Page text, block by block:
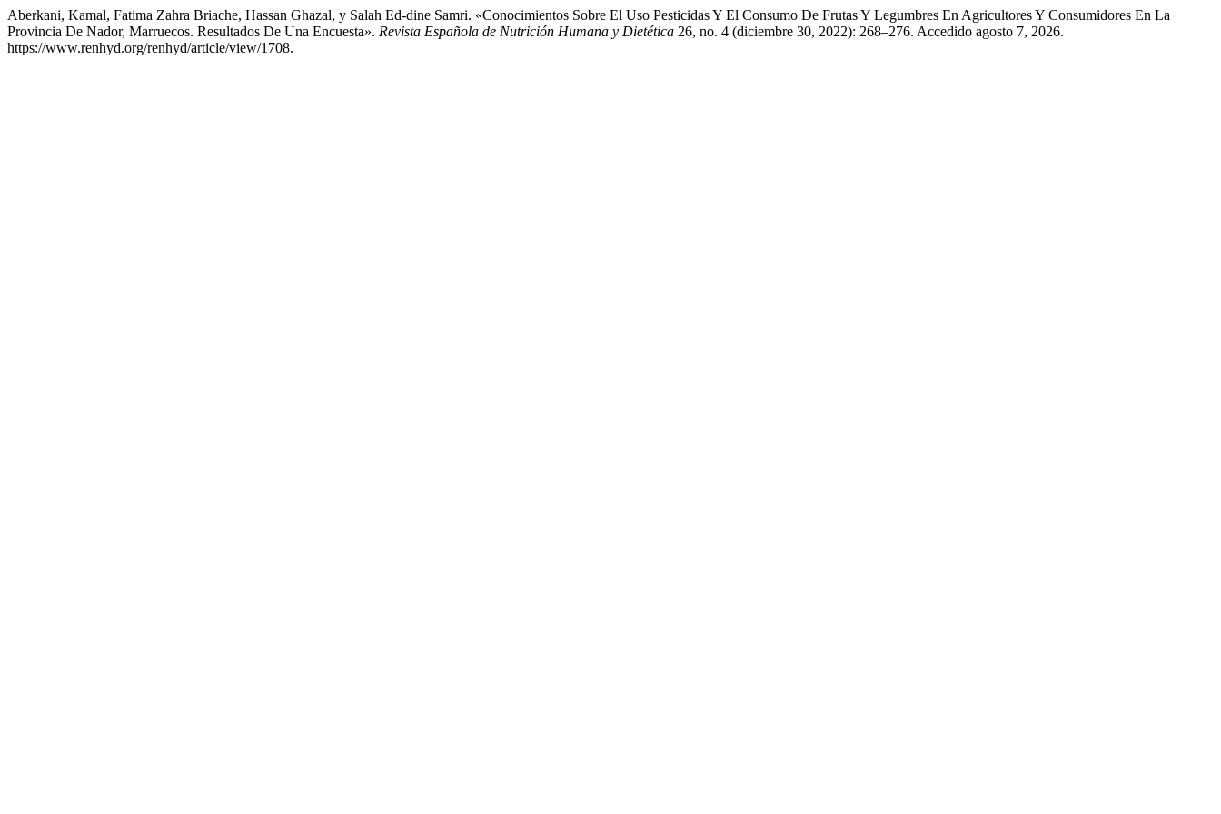
Aberkani, Kamal, Fatima Zahra Briache, Hassan Ghazal, y Salah Ed-dine Samri. «Conocimientos Sobre El Uso Pesticidas Y El Consumo De Frutas Y Legumbres En Agricultores Y Consumidores En La
Provincia De Nador, Marruecos. Resultados De Una Encuesta». Revista Española de Nutrición Humana y Dietética 26, no. 4 (diciembre 30, 2022): 268–276. Accedido agosto 7, 2026.
https://www.renhyd.org/renhyd/article/view/1708.